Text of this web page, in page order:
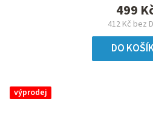
412 Kč bez
499
DO
výprodej